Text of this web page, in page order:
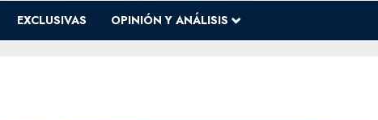
EXCLUSIVAS OPINIÓN Y ANÁLISIS